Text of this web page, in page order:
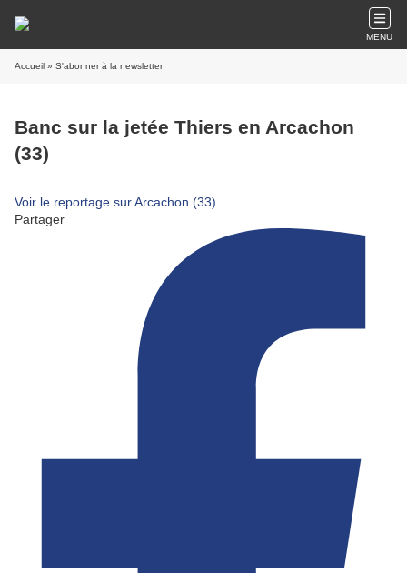
MENU
Accueil » S'abonner à la newsletter
Banc sur la jetée Thiers en Arcachon
(33)
Voir le reportage sur Arcachon (33)
Partager